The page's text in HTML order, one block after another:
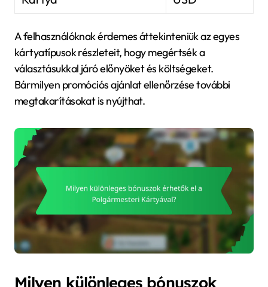
A felhasználóknak érdemes áttekinteniük az egyes
kártyatípusok részleteit, hogy megértsék a
választásukkal járó előnyöket és költségeket.
Bármilyen promóciós ajánlat ellenőrzése további
megtakarításokat is nyújthat.
Milyen különleges bónuszok